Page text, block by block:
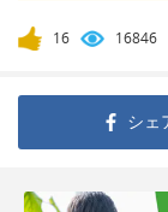
16 16846
シェ